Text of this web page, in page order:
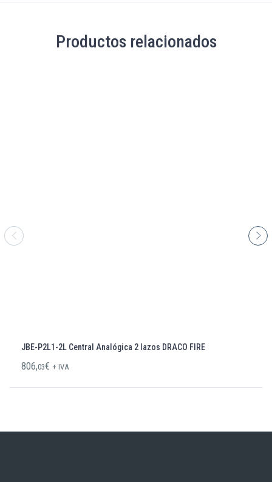
Productos relacionados
JBE-P2L1-2L Central Analógica 2 lazos DRACO FIRE
806,03€ + IVA